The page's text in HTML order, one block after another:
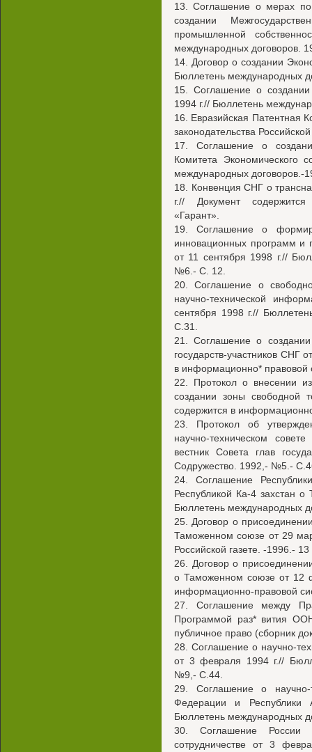
13. Соглашение о мерах
создании
промышленной
международных договоров.
14. Договор о создании
Бюллетень международных
15. Соглашение о
1994 г.// Бюллетень
16. Евразийская Патентная
законодательства
17. Соглашение о
Комитета Экономического
международных
18. Конвенция СНГ о
г.// Документ
«Гарант».
19. Соглашение о
инновационных программ и
от 11 сентября 1998 г.//
№6.- С. 12.
20. Соглашение о
научно-технической
сентября 1998 г.//
С.31.
21. Соглашение о
государств-участников СНГ
в информационно* правовой
22. Протокол о внесении
создании зоны свободной
содержится в
23. Протокол об
научно-техническом
вестник Совета глав
Содружество. 1992,- №5.-
24. Соглашение
Республикой Ка-4 захстан
Бюллетень международных
25. Договор о
Таможенном союзе от 29
Российской газете. -1996.-
26. Договор о
о Таможенном союзе от 12
информационно-правовой
27. Соглашение между
Программой раз* вития
публичное право (сборник
28. Соглашение о научно-
от 3 февраля 1994 г.//
№9,- С.44.
29. Соглашение о научно-
Федерации и
Бюллетень международных
30. Соглашение России
сотрудничестве от 3